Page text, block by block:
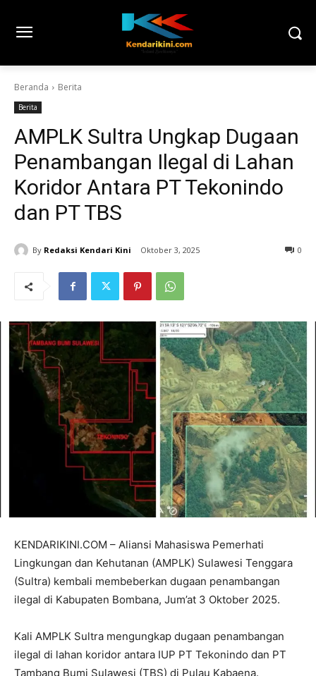
Beranda Berita
Berita
AMPLK Sultra Ungkap Dugaan
Penambangan Ilegal di Lahan
Koridor Antara PT Tekonindo
dan PT TBS
By Redaksi Kendari Kini Oktober 3, 2025 0
KENDARIKINI.COM – Aliansi Mahasiswa Pemerhati
Lingkungan dan Kehutanan (AMPLK) Sulawesi Tenggara
(Sultra) kembali membeberkan dugaan penambangan
ilegal di Kabupaten Bombana, Jum’at 3 Oktober 2025.
Kali AMPLK Sultra mengungkap dugaan penambangan
ilegal di lahan koridor antara IUP PT Tekonindo dan PT
Tambang Bumi Sulawesi (TBS) di Pulau Kabaena.